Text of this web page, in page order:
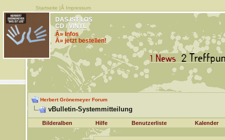
Startseite |Â Impressum
DAS IST LOS
CD / VINYL
Â» Infos
Â» jetzt bestellen!
Herbert Grönemeyer Forum
vBulletin-Systemmitteilung
Bilderalben Hilfe Benutzerliste Kalender